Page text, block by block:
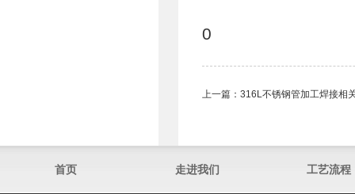
0
上一篇： 316L不锈钢管加工焊接相
首页 走进我们 工艺流程